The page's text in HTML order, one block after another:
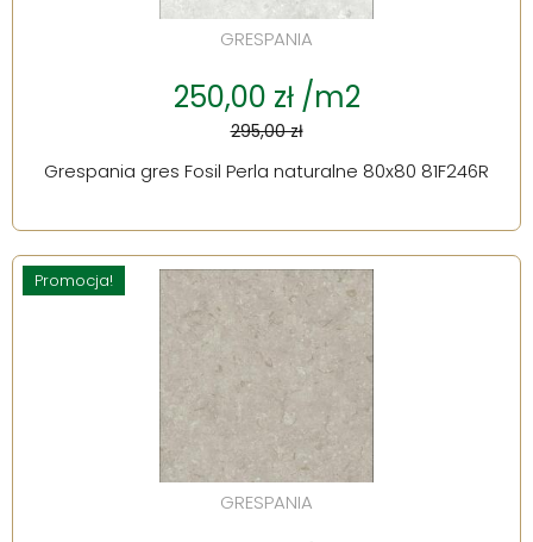
GRESPANIA
250,00 zł /m2
295,00 zł
Grespania gres Fosil Perla naturalne 80x80 81F246R
Promocja!
GRESPANIA